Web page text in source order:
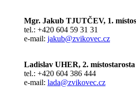
Mgr. Jakub TJUTČEV, 1.
tel.: +420 604 59 31 31
e-mail: jakub@zvikovec.cz
Ladislav UHER, 2. místostarosta
tel.: +420 604 386 444
e-mail: lada@zvikovec.cz